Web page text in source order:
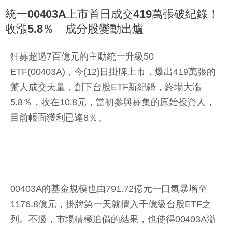
統一00403A上市首日成交419萬張破紀錄！
收漲5.8％ 成分股變動出爐
狂募超過7百億元的主動統一升級50
ETF(00403A)，今(12)日掛牌上市，爆出419萬張的
驚人成交天量，創下台股ETF新紀錄，終場大漲
5.8％，收在10.8元，當初參與募集的原始投資人，
目前帳面獲利已達8％。
00403A的基金規模也由791.72億元一口氣暴增至
1176.8億元，掛牌第一天就擠入千億級台股ETF之
列。不過，市場積極追價的結果，也使得00403A溢